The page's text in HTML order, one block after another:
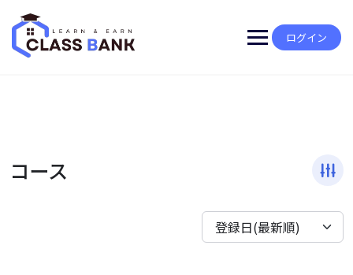
content
ログイン
コース
登録日(最新順)